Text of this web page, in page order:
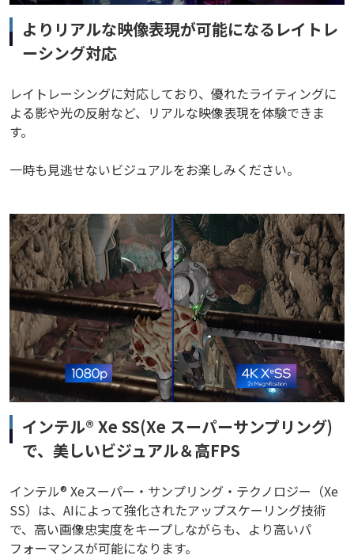
よりリアルな映像表現が可能になるレイトレ
ーシング対応
レイトレーシングに対応しており、優れたライティングに
よる影や光の反射など、リアルな映像表現を体験できま
す。
一時も見逃せないビジュアルをお楽しみください。
インテル® Xe SS(Xe スーパーサンプリング)
で、美しいビジュアル＆高FPS
インテル® Xeスーパー・サンプリング・テクノロジー（Xe
SS）は、AIによって強化されたアップスケーリング技術
で、高い画像忠実度をキープしながらも、より高いパ
フォーマンスが可能になります。